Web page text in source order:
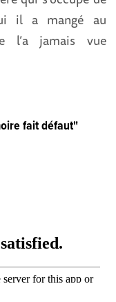
il a mangé au
l’a jamais vue
fait défaut"